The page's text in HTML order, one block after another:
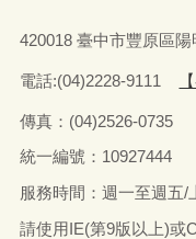
420018 臺中市豐原區
電話:(04)2228-9111
傳真：(04)2526-0735
統一編號：10927444
服務時間：週一至週五/
請使用IE(第9版以上)或